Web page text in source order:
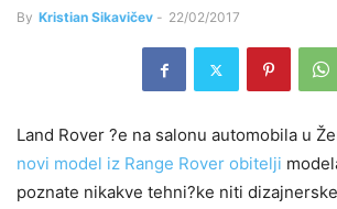
By Kristian Sikavičev - 22/02/2017
Land Rover ?e na salonu automobila u
novi model iz Range Rover obitelji
poznate nikakve tehni?ke niti